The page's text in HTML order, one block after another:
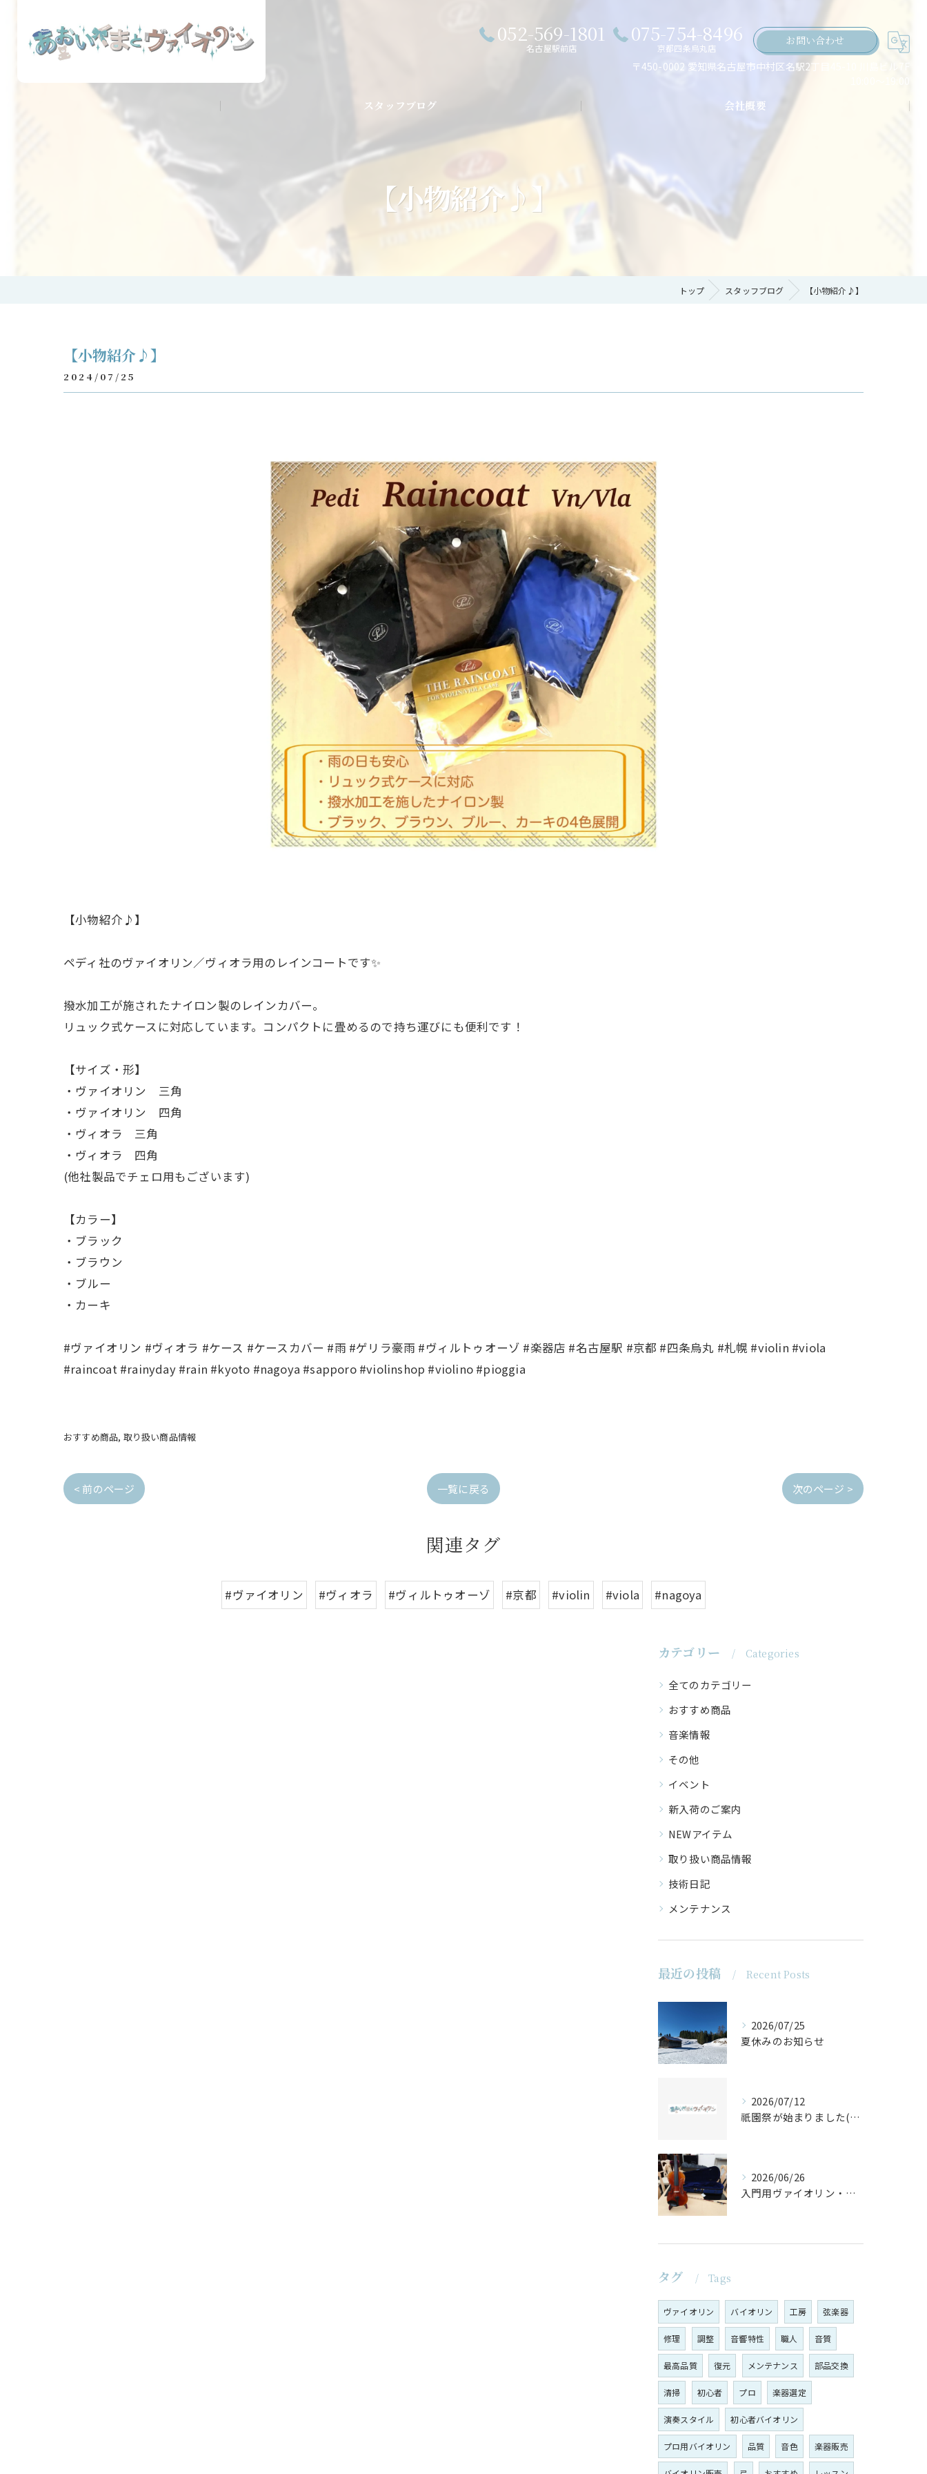
052-569-1801
名古屋駅前店
075-754-8496
京都四条烏丸店
お問い合わせ
〒450-0002 愛知県名古屋市中村区名駅2丁目45-10 川島ビル7F
スタッフブログ 会社概要
【小物紹介♪】
トップ スタッフブログ 【小物紹介♪】
【小物紹介♪】
2024/07/25
【小物紹介♪】
ペディ社のヴァイオリン／ヴィオラ用のレインコートです✨
撥水加工が施されたナイロン製のレインカバー。
リュック式ケースに対応しています。コンパクトに畳めるので持ち運びにも便利です！
【サイズ・形】
・ヴァイオリン 三角
・ヴァイオリン 四角
・ヴィオラ 三角
・ヴィオラ 四角
(他社製品でチェロ用もございます)
【カラー】
・ブラック
・ブラウン
・ブルー
・カーキ
#ヴァイオリン #ヴィオラ #ケース #ケースカバー #雨 #ゲリラ豪雨 #ヴィルトゥオーゾ #楽器店 #名古屋駅 #京都 #四条烏丸 #札幌 #violin #viola
#raincoat #rainyday #rain #kyoto #nagoya #sapporo #violinshop #violino #pioggia
おすすめ商品 取り扱い商品情報
< 前のページ 一覧に戻る 次のページ >
関連タグ
#ヴァイオリン #ヴィオラ #ヴィルトゥオーゾ #京都 #violin #viola #nagoya
カテゴリー Categories
全てのカテゴリー
おすすめ商品
音楽情報
その他
イベント
新入荷のご案内
NEWアイテム
取り扱い商品情報
技術日記
メンテナンス
最近の投稿 Recent Posts
2026/07/25
夏休みのお知らせ
2026/07/12
祇園祭が始まりました(^^♪
2026/06/26
入門用ヴァイオリン・セットの仕上げ♪
タグ Tags
ヴァイオリン バイオリン 工房 弦楽器
修理 調整 音響特性 職人 音質
最高品質 復元 メンテナンス 部品交換
清掃 初心者 プロ 楽器選定
演奏スタイル 初心者バイオリン
プロ用バイオリン 品質 音色 楽器販売